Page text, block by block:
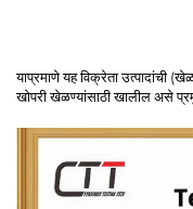
याप्रमाणे यह विक्रेता उत्पादांची
खोपरी खेळण्यांसाठी खालील असे